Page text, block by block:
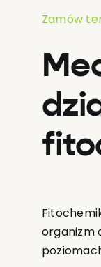
Zamów
organizm